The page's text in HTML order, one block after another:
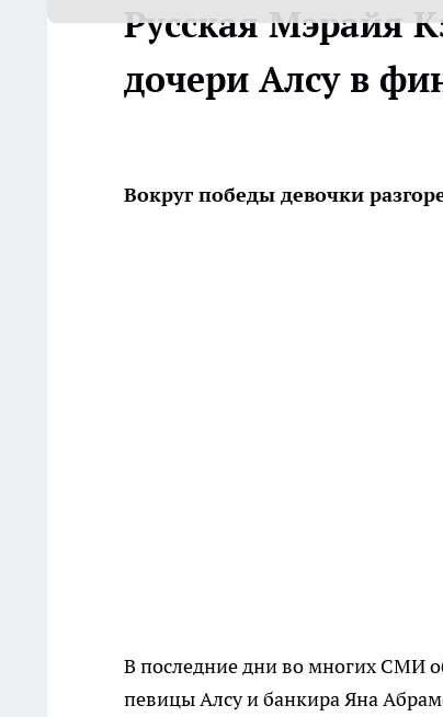
Русская Мэрайя
дочери Алсу в
Вокруг победы девочки
В последние дни во многих СМИ
певицы Алсу и банкира Яна